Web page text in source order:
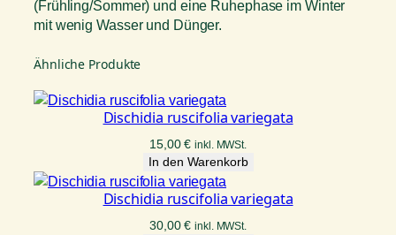
(Frühling/Sommer) und eine Ruhephase im Winter
mit wenig Wasser und Dünger.
Ähnliche Produkte
Dischidia ruscifolia variegata
15,00€ inkl. MWSt.
In den Warenkorb
Dischidia ruscifolia variegata
30,00€ inkl. MWSt.